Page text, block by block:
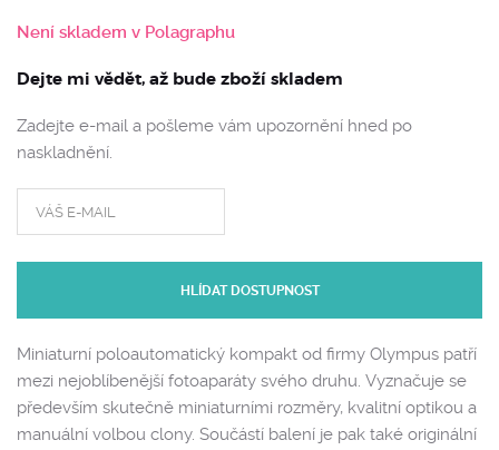
Není skladem v Polagraphu
Dejte mi vědět, až bude zboží skladem
Zadejte e-mail a pošleme vám upozornění hned po
naskladnění.
HLÍDAT DOSTUPNOST
Miniaturní poloautomatický kompakt od firmy Olympus patří
mezi nejoblíbenější fotoaparáty svého druhu. Vyznačuje se
především skutečně miniaturními rozměry, kvalitní optikou a
manuální volbou clony. Součástí balení je pak také originální